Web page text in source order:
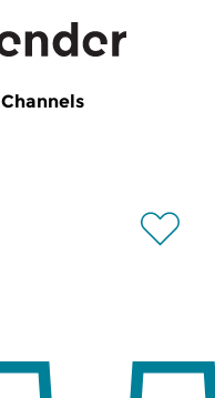
Channels